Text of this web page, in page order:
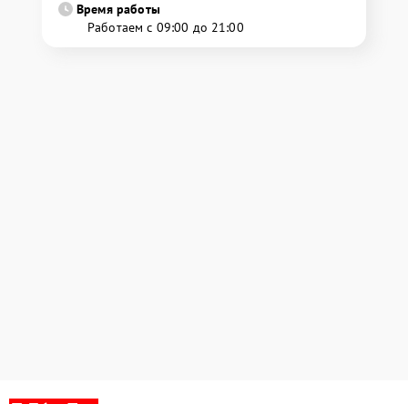
Время работы
Работаем с 09:00 до 21:00